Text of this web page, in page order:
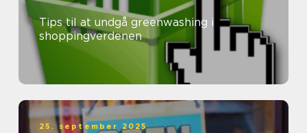
Tips til at undgå greenwashing i
shoppingverdenen
25. september 2025